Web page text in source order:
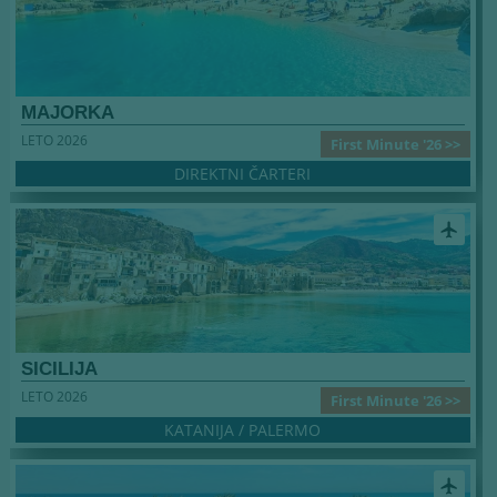
MAJORKA
First Minute '26 >>
LETO 2026
DIREKTNI ČARTERI
airplanemode_active
SICILIJA
First Minute '26 >>
LETO 2026
KATANIJA / PALERMO
airplanemode_active